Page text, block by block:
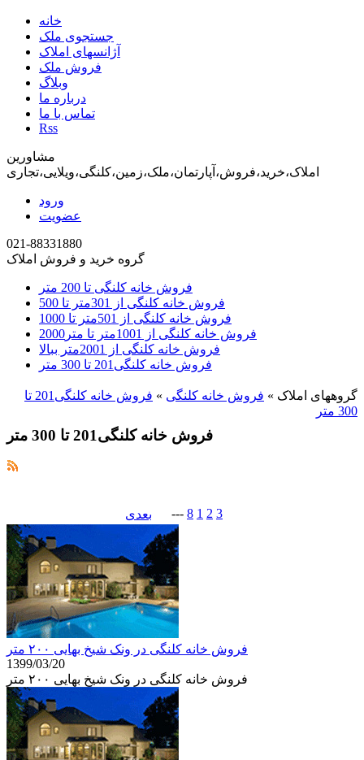
خانه
جستجوی ملک
آژانسهای املاک
فروش ملک
وبلاگ
درباره ما
تماس با ما
Rss
مشاورین
املاک،خرید،فروش،آپارتمان،ملک،زمین،کلنگی،ویلایی،تجاری
ورود
عضویت
021-88331880
گروه خرید و فروش املاک
فروش خانه کلنگی تا 200 متر
فروش خانه کلنگی از 301متر تا 500
فروش خانه کلنگی از 501متر تا 1000
فروش خانه کلنگی از 1001متر تا متر2000
فروش خانه کلنگی از 2001متر ببالا
فروش خانه کلنگی201 تا 300 متر
گروههای املاک » فروش خانه کلنگی »
فروش خانه کلنگی201 تا
300 متر
فروش خانه کلنگی201 تا 300 متر
8 1 2 3
--- بعدی
فروش خانه کلنگی در ونک شیخ بهایی ۲۰۰ متر
1399/03/20
فروش خانه کلنگی در ونک شیخ بهایی ۲۰۰ متر